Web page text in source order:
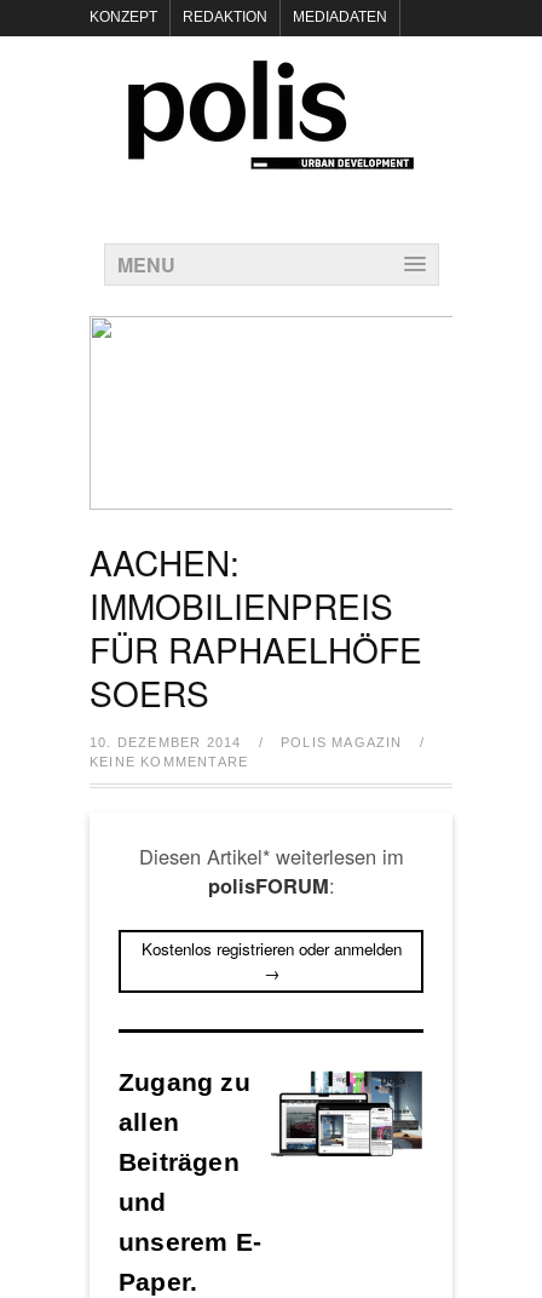
KONZEPT REDAKTION MEDIADATEN
POLIS KEYNOTES
KONTAKT DATENSCHUTZ IMPRESSUM
MENU
AACHEN:
IMMOBILIENPREIS
FÜR RAPHAELHÖFE
SOERS
10. DEZEMBER 2014 / POLIS MAGAZIN
/
KEINE KOMMENTARE
Diesen Artikel* weiterlesen im
polisFORUM:
Kostenlos registrieren oder anmelden
→
Zugang zu
allen
Beiträgen
und
unserem E-
Paper.